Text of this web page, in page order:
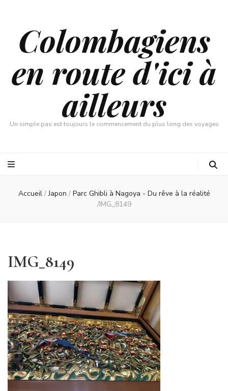
Colombagiens
en route d'ici à
ailleurs
Un simple pas est toujours le commencement du plus long des voyages
Accueil / Japon / Parc Ghibli à Nagoya - Du rêve à la réalité
/IMG_8149
IMG_8149